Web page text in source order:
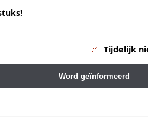
Tijdelijk
Word geïnformeerd